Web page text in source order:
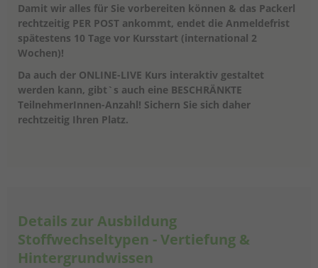
Damit wir alles für Sie vorbereiten können & das Packerl
rechtzeitig PER POST ankommt, endet die Anmeldefrist
spätestens 10 Tage vor Kursstart (international 2
Wochen)!
Da auch der ONLINE-LIVE Kurs interaktiv gestaltet
werden kann, gibt`s auch eine BESCHRÄNKTE
TeilnehmerInnen-Anzahl! Sichern Sie sich daher
rechtzeitig Ihren Platz.
Details zur Ausbildung
Stoffwechseltypen - Vertiefung &
Hintergrundwissen